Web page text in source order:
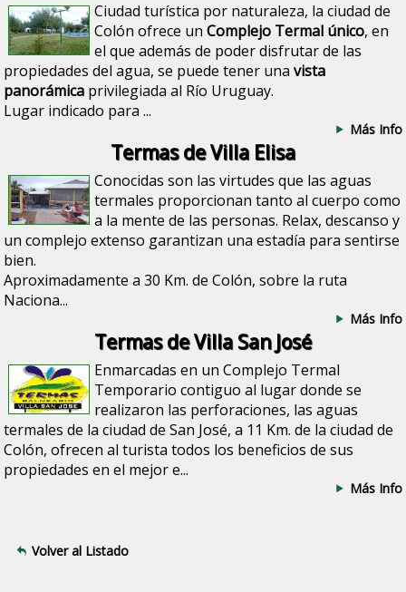
Ciudad turística por naturaleza, la ciudad de
Colón ofrece unComplejo Termal único, en
el que además de poder disfrutar de las
propiedades del agua, se puede tener unavista
panorámica privilegiada al Río Uruguay.
Lugar indicado para ...
Más Info
Termas de Villa Elisa
Conocidas son las virtudes que las aguas
termales proporcionan tanto al cuerpo como
a la mente de las personas. Relax, descanso y
un complejo extenso garantizan una estadía para sentirse
bien.
Aproximadamente a 30 Km. de Colón, sobre la ruta
Naciona...
Más Info
Termas de Villa San José
Enmarcadas en un Complejo Termal
Temporario contiguo al lugar donde se
realizaron las perforaciones, las aguas
termales de la ciudad de San José, a 11 Km. de la ciudad de
Colón, ofrecen al turista todos los beneficios de sus
propiedades en el mejor e...
Más Info
Volver al Listado